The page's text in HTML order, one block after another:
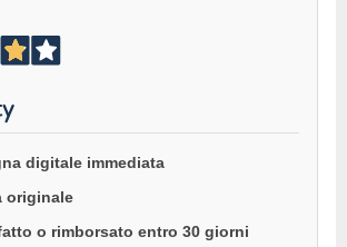
digitale immediata
originale
o rimborsato entro 30 giorni